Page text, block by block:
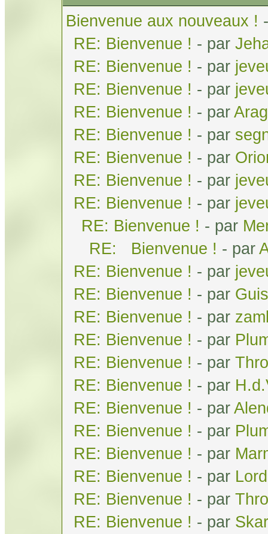
Bienvenue aux nouveaux !
RE: Bienvenue ! - par
RE: Bienvenue ! - par
RE: Bienvenue ! - par
RE: Bienvenue ! - par
RE: Bienvenue ! - par
RE: Bienvenue ! - par
RE: Bienvenue ! - par
RE: Bienvenue ! - par
RE: Bienvenue ! - par
RE: Bienvenue ! - par
RE: Bienvenue ! - par
RE: Bienvenue ! - par
RE: Bienvenue ! - par
RE: Bienvenue ! - par
RE: Bienvenue ! - par
RE: Bienvenue ! - par
RE: Bienvenue ! - par
RE: Bienvenue ! - par
RE: Bienvenue ! - par
RE: Bienvenue ! - par
RE: Bienvenue ! - par
RE: Bienvenue ! - par